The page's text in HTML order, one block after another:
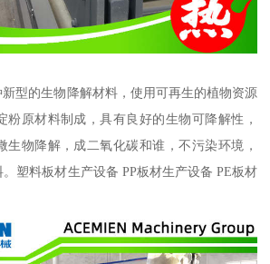
型的生物降解材料，使用可再生的植物资源
粉原材料制成，具有良好的生物可降解性，
生物降解，成二氧化碳和谁，不污染环境，
塑料板材生产设备 PP板材生产设备 PE板材